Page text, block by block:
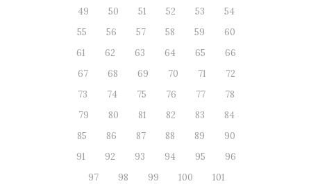
49
50 51 52 53
54
55
56 57 58 59
60
61
62 63 64 65
66
67
68 69 70 71
72
73
74 75 76 77
78
79
80 81 82 83
84
85
86 87 88 89
90
91
92 93 94 95
96
97
98 99 100
101